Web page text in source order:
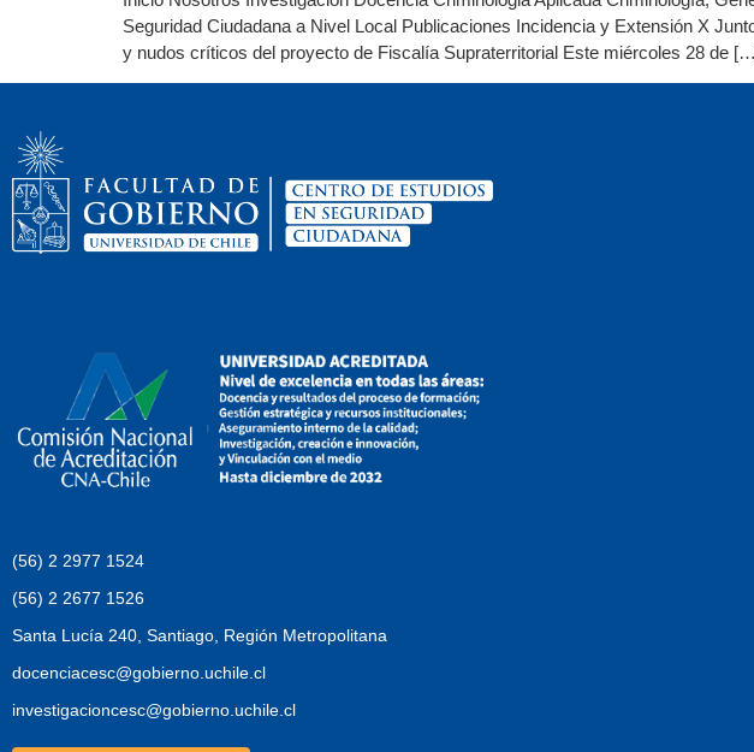
Seguridad Ciudadana a Nivel Local Publicaciones Incidencia y Extensión X
y nudos críticos del proyecto de Fiscalía Supraterritorial Este miércoles 28 de
(56) 2 2977 1524
(56) 2 2677 1526
Santa Lucía 240, Santiago, Región Metropolitana
docenciacesc@gobierno.uchile.cl
investigacioncesc@gobierno.uchile.cl